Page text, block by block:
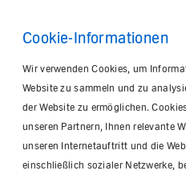
Cookie-Informationen
Wir verwenden Cookies, um
Website zu sammeln und zu
der Website zu ermöglichen.
unseren Partnern, Ihnen relevante
unseren Internetauftritt und die
einschließlich sozialer Netzwerke,